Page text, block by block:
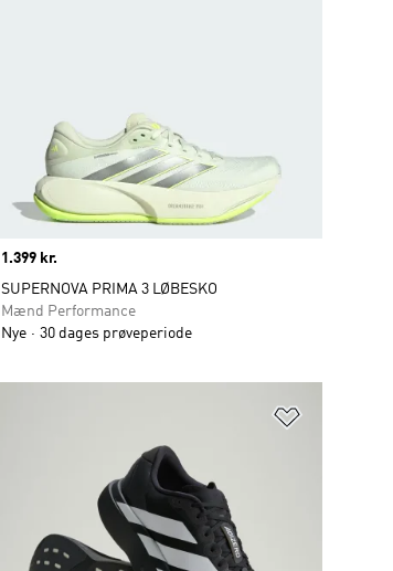
Price
1.399 kr.
SUPERNOVA PRIMA 3 LØBESKO
Mænd Performance
Nye
30 dages prøveperiode